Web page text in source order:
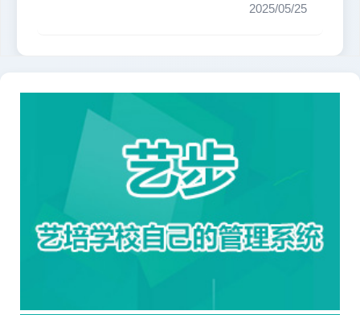
2025/05/25